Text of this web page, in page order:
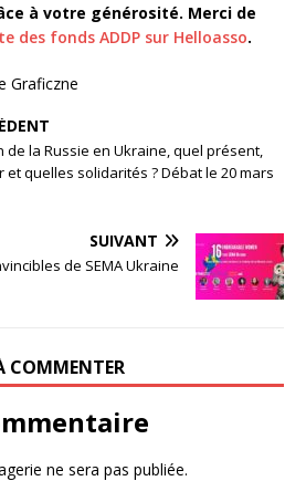
à votre générosité. Merci de
des fonds ADDP sur Helloasso.
Graficzne
de la Russie en Ukraine, quel présent,
et quelles solidarités ? Débat le 20 mars
SUIVANT
de SEMA Ukraine
COMMENTER
ne sera pas publiée.